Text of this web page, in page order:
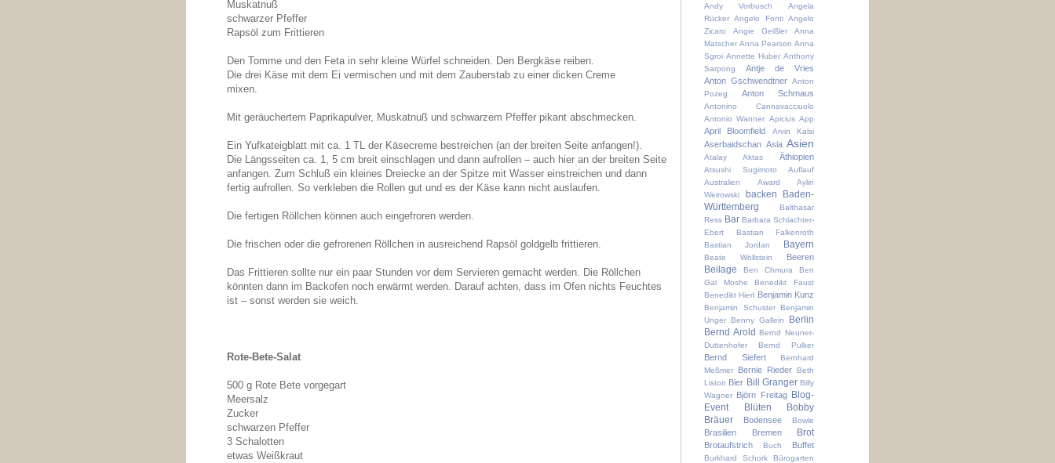
Muskatnuß
schwarzer Pfeffer
Rapsöl zum Frittieren
Den Tomme und den Feta in sehr kleine Würfel schneiden. Den Bergkäse reiben.
Die drei Käse mit dem Ei vermischen und mit dem Zauberstab zu einer dicken Creme
mixen.
Mit geräuchertem Paprikapulver, Muskatnuß und schwarzem Pfeffer pikant abschmecken.
Ein Yufkateigblatt mit ca. 1 TL der Käsecreme bestreichen (an der breiten Seite anfangen!).
Die Längsseiten ca. 1, 5 cm breit einschlagen und dann aufrollen – auch hier an der breiten Seite
anfangen. Zum Schluß ein kleines Dreiecke an der Spitze mit Wasser einstreichen und dann
fertig aufrollen. So verkleben die Rollen gut und es der Käse kann nicht auslaufen.
Die fertigen Röllchen können auch eingefroren werden.
Die frischen oder die gefrorenen Röllchen in ausreichend Rapsöl goldgelb frittieren.
Das Frittieren sollte nur ein paar Stunden vor dem Servieren gemacht werden. Die Röllchen
könnten dann im Backofen noch erwärmt werden. Darauf achten, dass im Ofen nichts Feuchtes
ist – sonst werden sie weich.
Rote-Bete-Salat
500 g Rote Bete vorgegart
Meersalz
Zucker
schwarzen Pfeffer
3 Schalotten
etwas Weißkraut
Andy Vorbusch
Angela
Rücker Angelo Fonti Angelo
Zicaro
Angie Geißler
Anna
Matscher Anna Pearson Anna
Sgroi Annette Huber Anthony
Sarpong
Antje de Vries
Anton Gschwendtner Anton
Pozeg
Anton Schmaus
Antonino Cannavacciuolo
Antonio Wanner Apicius App
April Bloomfield Arvin Kalsi
Aserbaidschan Asia Asien
Atalay Aktas Äthiopien
Atsushi Sugimoto
Auflauf
Australien
Award
Aylin
Weirowski
backen
Baden-
Württemberg
Balthasar
Ress Bar Barbara Schlachter-
Ebert
Bastian Falkenroth
Bastian Jordan
Bayern
Beate Wöllstein Beeren
Beilage Ben Chmura
Ben
Gal Moshe
Benedikt Faust
Benedikt Hierl Benjamin Kunz
Benjamin Schuster
Benjamin
Unger
Benny Gallein
Berlin
Bernd Arold Bernd Neuner-
Duttenhofer
Bernd Pulker
Bernd Siefert
Bernhard
Meßmer
Bernie Rieder
Beth
Liston Bier Bill Granger Billy
Wagner Björn Freitag Blog-
Event
Blüten
Bobby
Bräuer
Bodensee Bowle
Brasilien Bremen Brot
Brotaufstrich Buch Buffet
Burkhard Schork
Bürogarten